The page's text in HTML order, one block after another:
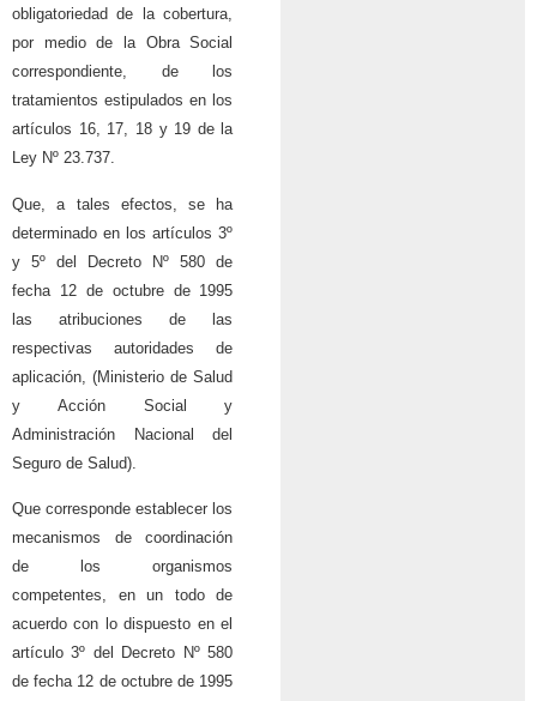
obligatoriedad de la cobertura,
por medio de la Obra Social
correspondiente, de los
tratamientos estipulados en los
artículos 16, 17, 18 y 19 de la
Ley Nº 23.737.
Que, a tales efectos, se ha
determinado en los artículos 3º
y 5º del Decreto Nº 580 de
fecha 12 de octubre de 1995
las atribuciones de las
respectivas autoridades de
aplicación, (Ministerio de Salud
y Acción Social y
Administración Nacional del
Seguro de Salud).
Que corresponde establecer los
mecanismos de coordinación
de los organismos
competentes, en un todo de
acuerdo con lo dispuesto en el
artículo 3º del Decreto Nº 580
de fecha 12 de octubre de 1995